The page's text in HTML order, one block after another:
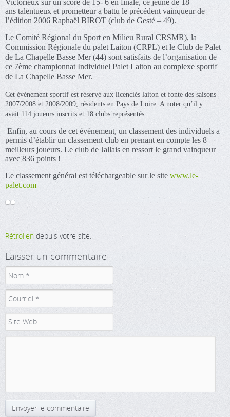
Victorieux sur un score de 15- 6 en finale, ce jeune de 18
ans talentueux et prometteur a battu le précédent vainqueur de
l’édition 2006 Raphaël BIROT (club de Gesté – 49).
Le Comité Régional du Sport en Milieu Rural CRSMR), la
Commission Régionale du palet Laiton (CRPL) et le Club de Palet
de La Chapelle Basse Mer (44) sont satisfaits de l’organisation de
ce 7ème championnat Individuel Palet Laiton au complexe sportif
de La Chapelle Basse Mer.
Cet événement sportif est réservé aux licenciés laiton et fonte des saisons
2007/2008 et 2008/2009, résidents en Pays de Loire. A noter qu’il y
avait 114 joueurs inscrits et 18 clubs représentés.
Enfin, au cours de cet évènement, un classement des individuels a
permis d’établir un classement club en prenant en compte les 8
meilleurs joueurs. Le club de Jallais en ressort le grand vainqueur
avec 836 points !
Le classement général est téléchargeable sur le site www.le-
palet.com
Rétrolien depuis votre site.
Laisser un commentaire